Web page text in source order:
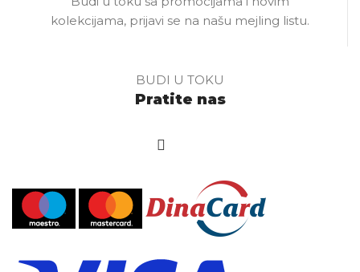
kolekcijama, prijavi se na našu mejling listu.
BUDI U TOKU
Pratite nas